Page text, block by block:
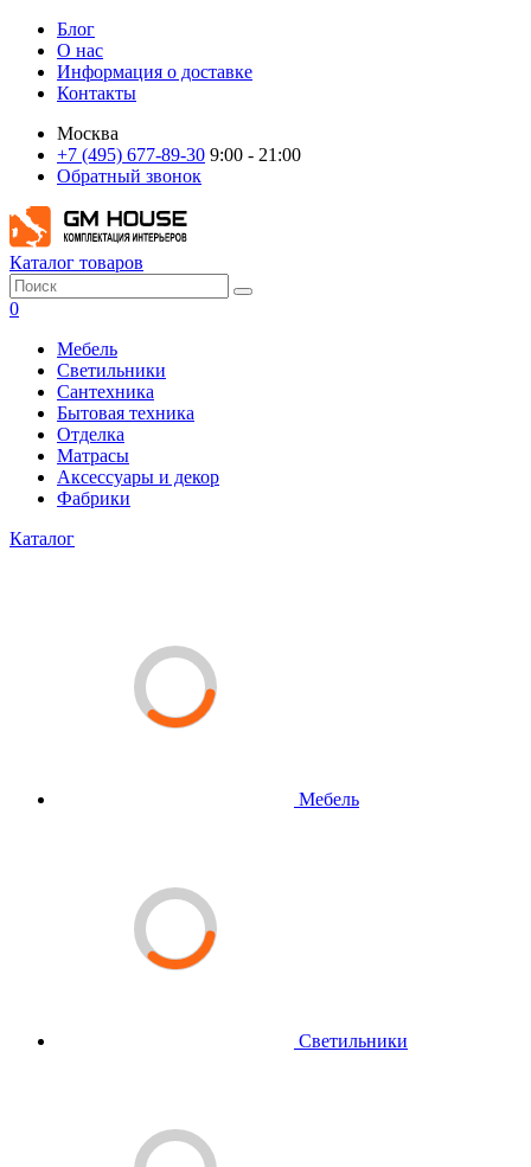
Блог
О нас
Информация о доставке
Контакты
Москва
+7 (495) 677-89-30 9:00 - 21:00
Обратный звонок
Каталог товаров
0
Мебель
Светильники
Сантехника
Бытовая техника
Отделка
Матрасы
Аксессуары и декор
Фабрики
Каталог
Мебель
Светильники